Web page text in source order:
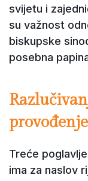
svijetu i
su važnost
biskupske
posebna
Treće
ima za naslov